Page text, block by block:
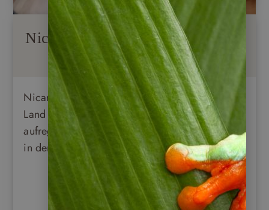
Nicaraguas Kultur & Menschen
Nicaragua ist ohne Zweifel ein farbenfrohes
Land mit kulturellen Ausprägungen und
aufregenden Volkssagen, die über Jahrhunderte
in den Köpfen der Bevölkerung bewahrt wurden.